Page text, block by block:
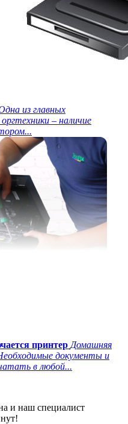
из главных
– наличие
принтер Домашняя
документы и
в любой...
и наш специалист